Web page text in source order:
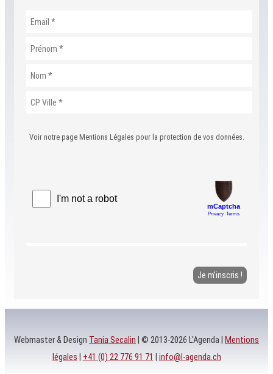
Voir notre page Mentions Légales pour la protection de vos données.
Webmaster & Design Tania Secalin | © 2013-2026 L'Agenda | Mentions
légales | +41 (0) 22 776 91 71 | info@l-agenda.ch